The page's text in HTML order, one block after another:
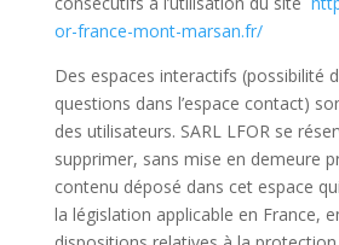
or-france-mont-marsan.fr/
Des espaces interactifs (possibilité
questions dans l’espace contact)
des utilisateurs. SARL LFOR se
supprimer, sans mise en demeure
contenu déposé dans cet espace
la législation applicable en France,